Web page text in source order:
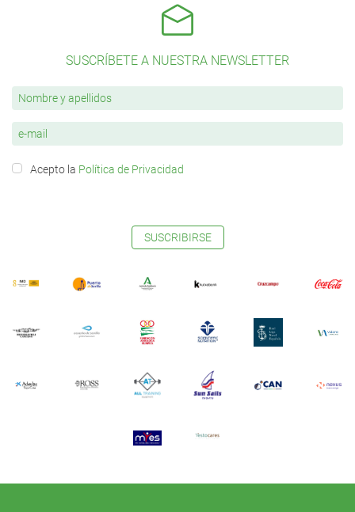
SUSCRÍBETE A NUESTRA NEWSLETTER
Acepto la Política de Privacidad
SUSCRIBIRSE